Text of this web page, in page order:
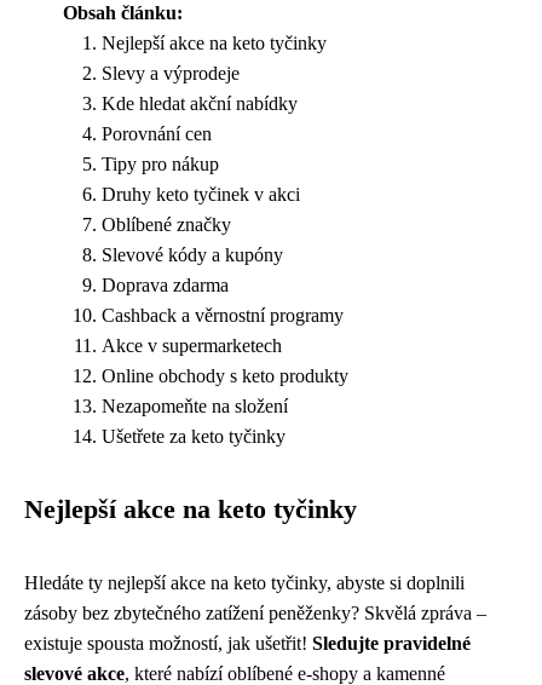
Obsah článku:
Nejlepší akce na keto tyčinky
Slevy a výprodeje
Kde hledat akční nabídky
Porovnání cen
Tipy pro nákup
Druhy keto tyčinek v akci
Oblíbené značky
Slevové kódy a kupóny
Doprava zdarma
Cashback a věrnostní programy
Akce v supermarketech
Online obchody s keto produkty
Nezapomeňte na složení
Ušetřete za keto tyčinky
Nejlepší akce na keto tyčinky
Hledáte ty nejlepší akce na keto tyčinky, abyste si doplnili
zásoby bez zbytečného zatížení peněženky? Skvělá zpráva –
existuje spousta možností, jak ušetřit! Sledujte pravidelné
slevové akce, které nabízí oblíbené e-shopy a kamenné